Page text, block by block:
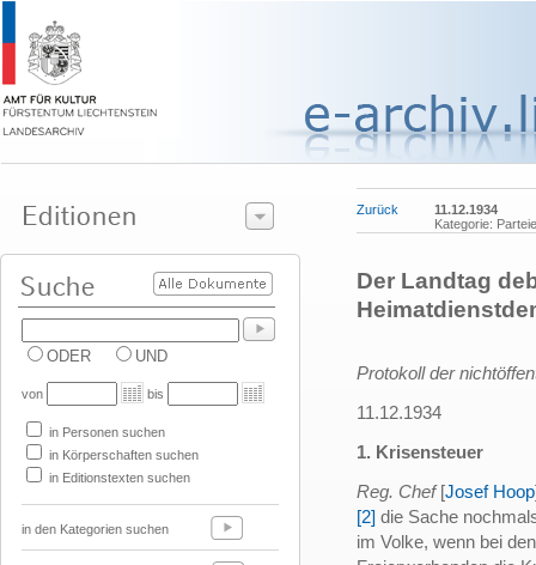
ODER UND
von bis
in Personen suchen
in Körperschaften suchen
in Editionstexten suchen
in den Kategorien suchen
Zurück
11.12.1934
Kategorie:
Der Landtag
Protokoll der
11.12.1934
1. Krisensteuer
Reg. Chef[Josef Hoop
[2] die Sache
im Volke, wenn bei